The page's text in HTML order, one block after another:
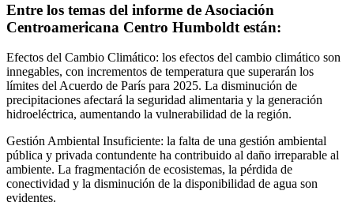
Entre los temas del informe de Asociación
Centroamericana Centro Humboldt están:
Efectos del Cambio Climático: los efectos del cambio climático son
innegables, con incrementos de temperatura que superarán los
límites del Acuerdo de París para 2025. La disminución de
precipitaciones afectará la seguridad alimentaria y la generación
hidroeléctrica, aumentando la vulnerabilidad de la región.
Gestión Ambiental Insuficiente: la falta de una gestión ambiental
pública y privada contundente ha contribuido al daño irreparable al
ambiente. La fragmentación de ecosistemas, la pérdida de
conectividad y la disminución de la disponibilidad de agua son
evidentes.